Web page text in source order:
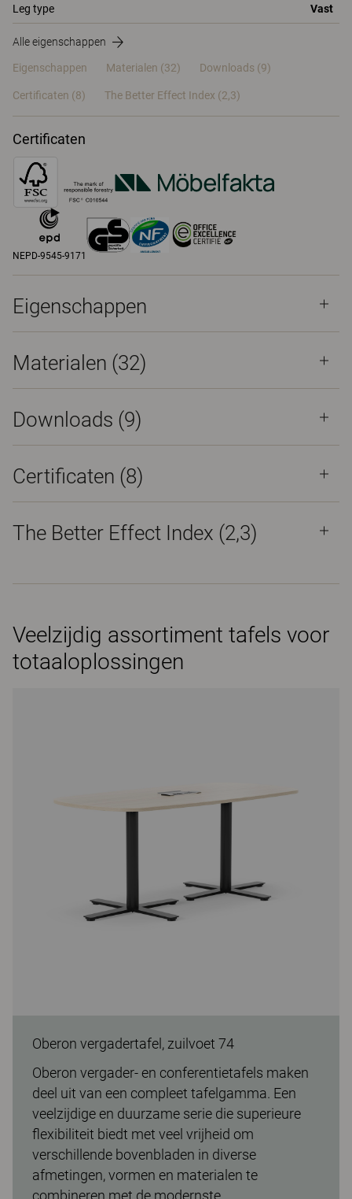
Leg type Vast
Alle eigenschappen
Eigenschappen Materialen (32) Downloads (9)
Certificaten (8) The Better Effect Index (2,3)
Certificaten
NEPD-9545-9171
Eigenschappen
Materialen (32)
Downloads (9)
Certificaten (8)
The Better Effect Index (2,3)
Veelzijdig assortiment tafels voor
totaaloplossingen
Oberon vergadertafel, zuilvoet 74
Oberon vergader- en conferentietafels maken
deel uit van een compleet tafelgamma. Een
veelzijdige en duurzame serie die superieure
flexibiliteit biedt met veel vrijheid om
verschillende bovenbladen in diverse
afmetingen, vormen en materialen te
combineren met de modernste